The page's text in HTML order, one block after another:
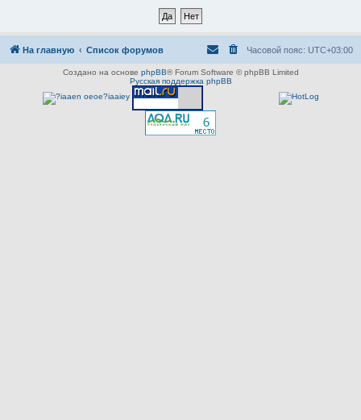
На главную Список форумов Часовой пояс: UTC+03:00
Создано на основе phpBB® Forum Software © phpBB Limited
Русская поддержка phpBB